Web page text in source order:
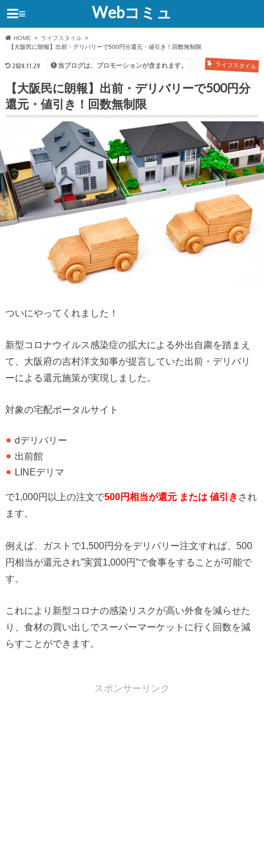
Webコミュ
≡
HOME
ライフスタイル
【大阪民に朗報】出前・デリバリーで500円分還元・値引き！回数無制限
2024.11.29 ライフスタイル
当ブログは、プロモーションが含まれます。
【大阪民に朗報】出前・デリバリーで500円分
還元・値引き！回数無制限
ついにやってくれました！
新型コロナウイルス感染症の拡大による外出自粛を踏まえ
て、大阪府の吉村洋文知事が提言していた出前・デリバリ
ーによる還元施策が実現しました。
対象の宅配ポータルサイト
dデリバリー
出前館
LINEデリマ
で1,000円以上の注文で500円相当が還元 または 値引き され
ます。
例えば、ガストで1,500円分をデリバリー注文すれば、500
円相当が還元され”実質1,000円”で食事をすることが可能で
す。
これにより新型コロナの感染リスクが高い外食を減らせた
り、食材の買い出しでスーパーマーケットに行く回数を減
らすことができます。
スポンサーリンク